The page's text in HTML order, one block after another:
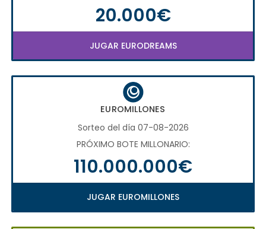
20.000€
JUGAR EURODREAMS
EUROMILLONES
Sorteo del día 07-08-2026
PRÓXIMO BOTE MILLONARIO:
110.000.000€
JUGAR EUROMILLONES